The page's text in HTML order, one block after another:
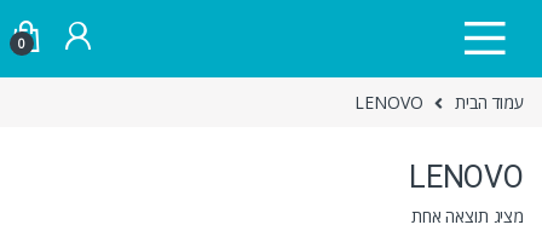
0
עמוד הבית LENOVO
LENOVO
מציג תוצאה אחת